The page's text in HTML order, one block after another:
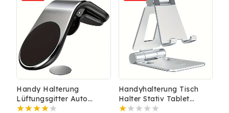
Handy Halterung
Lüftungsgitter Auto
Universal Magnet Handy
Handyhalterung Tisch
Halter Stativ Tablet
Halterung Smartphone